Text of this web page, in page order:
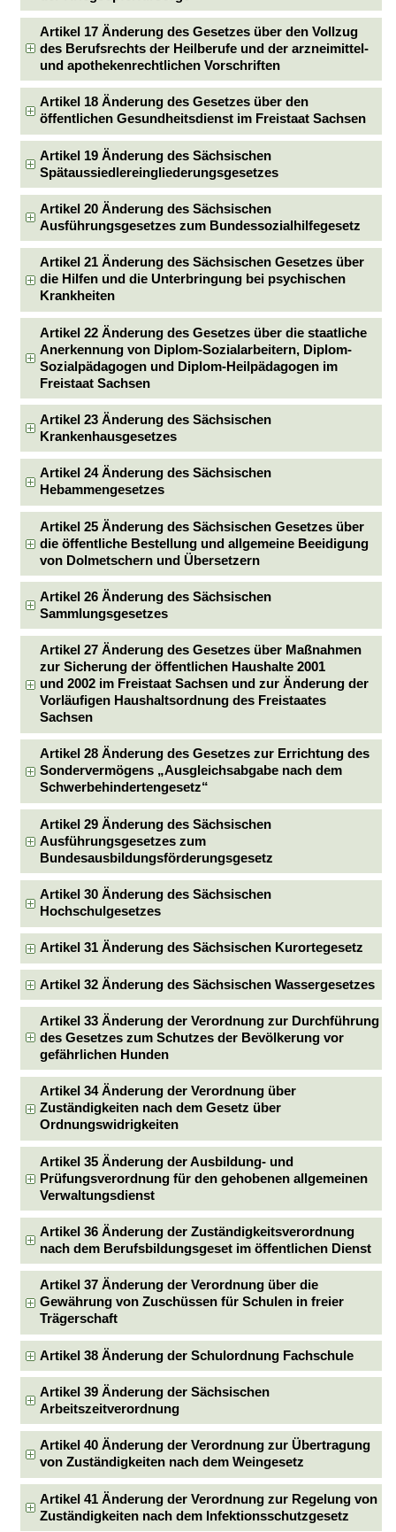
Artikel 17 Änderung des Gesetzes über den Vollzug
des Berufsrechts der Heilberufe und der arzneimittel-
und apothekenrechtlichen Vorschriften
Artikel 18 Änderung des Gesetzes über den
öffentlichen Gesundheitsdienst im Freistaat Sachsen
Artikel 19 Änderung des Sächsischen
Spätaussiedlereingliederungsgesetzes
Artikel 20 Änderung des Sächsischen
Ausführungsgesetzes zum Bundessozialhilfegesetz
Artikel 21 Änderung des Sächsischen Gesetzes über
die Hilfen und die Unterbringung bei psychischen
Krankheiten
Artikel 22 Änderung des Gesetzes über die staatliche
Anerkennung von Diplom-Sozialarbeitern, Diplom-
Sozialpädagogen und Diplom-Heilpädagogen im
Freistaat Sachsen
Artikel 23 Änderung des Sächsischen
Krankenhausgesetzes
Artikel 24 Änderung des Sächsischen
Hebammengesetzes
Artikel 25 Änderung des Sächsischen Gesetzes über
die öffentliche Bestellung und allgemeine Beeidigung
von Dolmetschern und Übersetzern
Artikel 26 Änderung des Sächsischen
Sammlungsgesetzes
Artikel 27 Änderung des Gesetzes über Maßnahmen
zur Sicherung der öffentlichen Haushalte 2001
und 2002 im Freistaat Sachsen und zur Änderung der
Vorläufigen Haushaltsordnung des Freistaates
Sachsen
Artikel 28 Änderung des Gesetzes zur Errichtung des
Sondervermögens „Ausgleichsabgabe nach dem
Schwerbehindertengesetz“
Artikel 29 Änderung des Sächsischen
Ausführungsgesetzes zum
Bundesausbildungsförderungsgesetz
Artikel 30 Änderung des Sächsischen
Hochschulgesetzes
Artikel 31 Änderung des Sächsischen Kurortegesetz
Artikel 32 Änderung des Sächsischen Wassergesetzes
Artikel 33 Änderung der Verordnung zur Durchführung
des Gesetzes zum Schutzes der Bevölkerung vor
gefährlichen Hunden
Artikel 34 Änderung der Verordnung über
Zuständigkeiten nach dem Gesetz über
Ordnungswidrigkeiten
Artikel 35 Änderung der Ausbildung- und
Prüfungsverordnung für den gehobenen allgemeinen
Verwaltungsdienst
Artikel 36 Änderung der Zuständigkeitsverordnung
nach dem Berufsbildungsgeset im öffentlichen Dienst
Artikel 37 Änderung der Verordnung über die
Gewährung von Zuschüssen für Schulen in freier
Trägerschaft
Artikel 38 Änderung der Schulordnung Fachschule
Artikel 39 Änderung der Sächsischen
Arbeitszeitverordnung
Artikel 40 Änderung der Verordnung zur Übertragung
von Zuständigkeiten nach dem Weingesetz
Artikel 41 Änderung der Verordnung zur Regelung von
Zuständigkeiten nach dem Infektionsschutzgesetz